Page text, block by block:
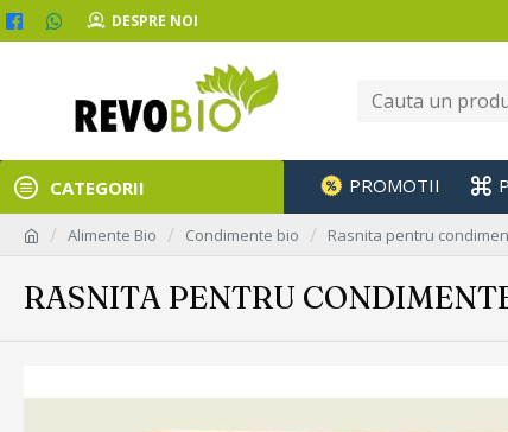
DESPRE NOI
CATEGORII PROMOTII
Alimente Bio Condimente bio Rasnita pentru
RASNITA PENTRU